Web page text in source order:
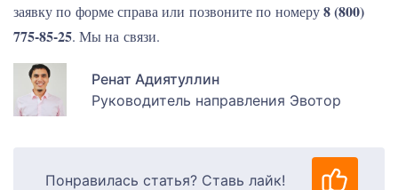
заявку по форме справа или позвоните по номеру8 (800)
775-85-25. Мы на связи.
Ренат Адиятуллин
Руководитель направления Эвотор
Понравилась статья? Ставь лайк!